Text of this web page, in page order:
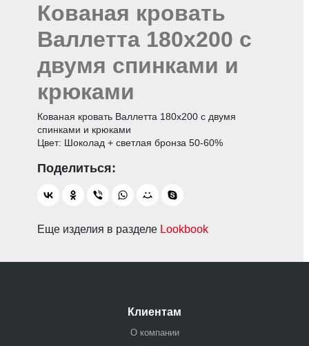
Кованая кровать
Валлетта 180х200 с
двумя спинками и
крюками
Кованая кровать Валлетта 180х200 с двумя
спинками и крюками
Цвет: Шоколад + светлая бронза 50-60%
Еще изделия в разделе Lookbook
Клиентам
О компании